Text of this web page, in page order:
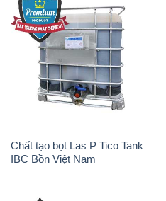
Chất tạo bọt Las P Tico Tank
IBC Bồn Việt Nam